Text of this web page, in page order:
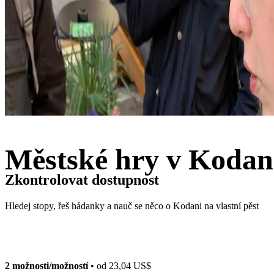
Městské hry v
Hledej stopy, řeš hádanky a nauč se něco o Kodani na vlastní pěst
Zkontrolovat dostupnost
2 možnosti/možností• od 23,04 US$